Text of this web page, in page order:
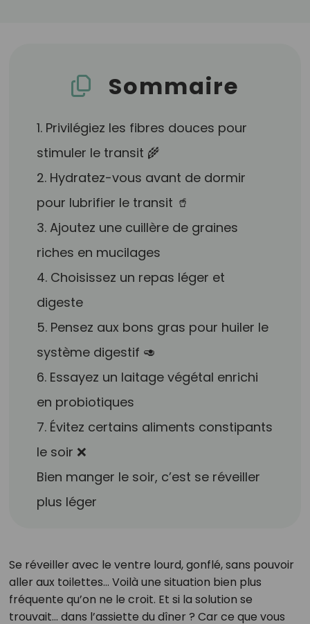
Sommaire
1. Privilégiez les fibres douces pour
stimuler le transit 🌾
2. Hydratez-vous avant de dormir
pour lubrifier le transit 🥤
3. Ajoutez une cuillère de graines
riches en mucilages
4. Choisissez un repas léger et
digeste
5. Pensez aux bons gras pour huiler le
système digestif 🥑
6. Essayez un laitage végétal enrichi
en probiotiques
7. Évitez certains aliments constipants
le soir ❌
Bien manger le soir, c’est se réveiller
plus léger
Se réveiller avec le ventre lourd, gonflé, sans pouvoir
aller aux toilettes… Voilà une situation bien plus
fréquente qu’on ne le croit. Et si la solution se
trouvait… dans l’assiette du dîner ? Car ce que vous